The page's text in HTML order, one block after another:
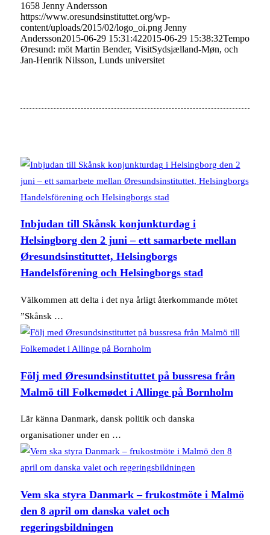
1658 Jenny Andersson
https://www.oresundsinstituttet.org/wp-
content/uploads/2015/02/logo_oi.png Jenny
Andersson2015-06-29 15:31:422015-06-29 15:38:32Tempo
Øresund: möt Martin Bender, VisitSydsjælland-Møn, och
Jan-Henrik Nilsson, Lunds universitet
Inbjudan till Skånsk konjunkturdag i
Helsingborg den 2 juni – ett samarbete mellan
Øresundsinstituttet, Helsingborgs
Handelsförening och Helsingborgs stad
Välkommen att delta i det nya årligt återkommande mötet
”Skånsk …
Följ med Øresundsinstituttet på bussresa från
Malmö till Folkemødet i Allinge på Bornholm
Lär känna Danmark, dansk politik och danska
organisationer under en …
Vem ska styra Danmark – frukostmöte i Malmö
den 8 april om danska valet och
regeringsbildningen